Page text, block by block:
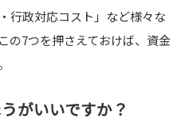
行政対応コスト」など様々な
の7つを押さえておけば、資金
がいいですか？